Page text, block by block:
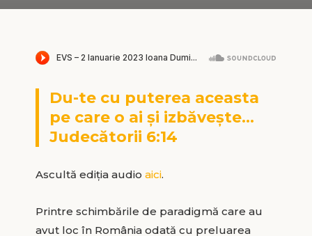
Du-te cu puterea aceasta
pe care o ai și izbăvește…
Judecătorii 6:14
Ascultă ediția audio aici.
Printre schimbările de paradigmă care au
avut loc în România odată cu preluarea